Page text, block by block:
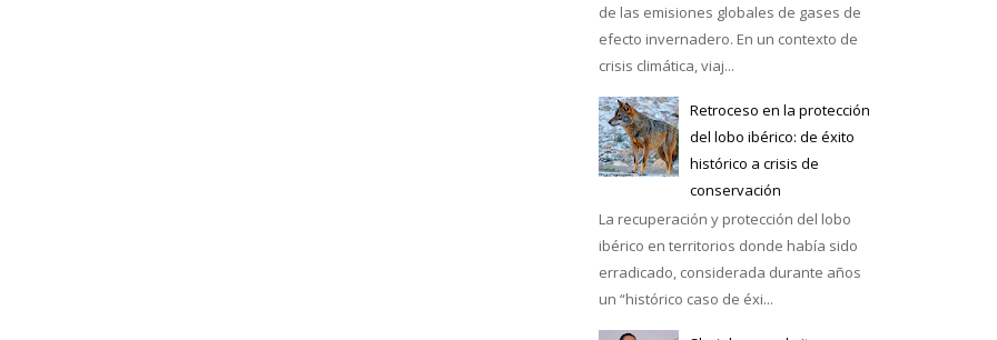
de las emisiones globales de gases de
efecto invernadero. En un contexto de
crisis climática, viaj...
Retroceso en la protección
del lobo ibérico: de éxito
histórico a crisis de
conservación
La recuperación y protección del lobo
ibérico en territorios donde había sido
erradicado, considerada durante años
un “histórico caso de éxi...